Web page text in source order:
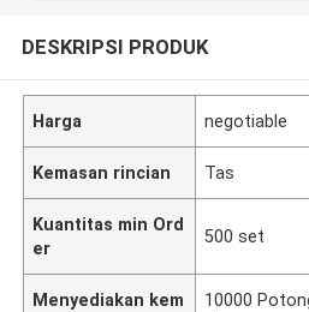
DESKRIPSI PRODUK
Harga negotiable
Kemasan rincian Tas
Kuantitas min Ord
er
500 set
Menyediakan kem
10000